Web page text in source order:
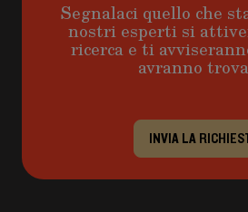
Segnalaci quello che
nostri esperti si
ricerca e ti
avranno
INVIA LA